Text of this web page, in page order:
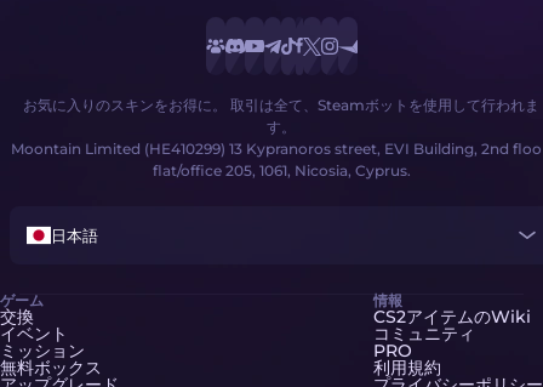
お気に入りのスキンをお得に。 取引は全て、Steamボットを使用して行われま
す。
Moontain Limited (HE410299) 13 Kypranoros street, EVI Building, 2nd
flat/office 205, 1061, Nicosia, Cyprus.
日本語
ゲーム
交換
イベント
ミッション
無料ボックス
情報
CS2アイテムのWiki
コミュニティ
PRO
利用規約